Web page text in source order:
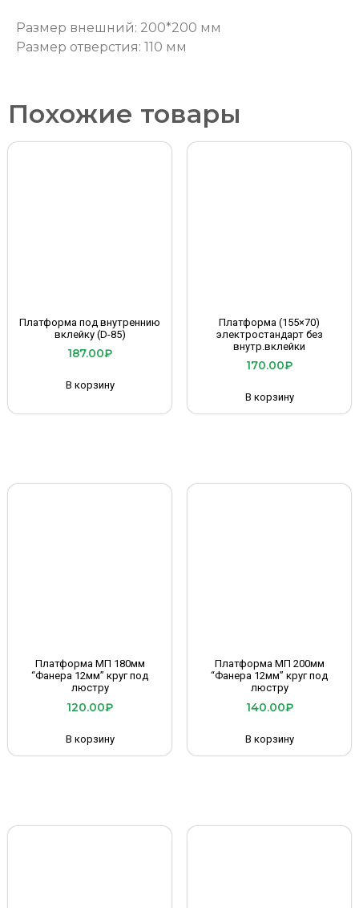
Размер внешний: 200*200 мм
Размер отверстия: 110 мм
Похожие товары
Платформа под внутреннию
вклейку (D-85)
187.00₽
В корзину
Платформа (155×70)
электростандарт без
внутр.вклейки
170.00₽
В корзину
Платформа МП 180мм
“Фанера 12мм” круг под
люстру
120.00₽
В корзину
Платформа МП 200мм
“Фанера 12мм” круг под
люстру
140.00₽
В корзину